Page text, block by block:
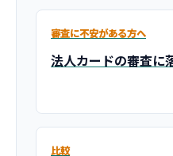
審査に不安がある方へ
法人カードの審査に
比較